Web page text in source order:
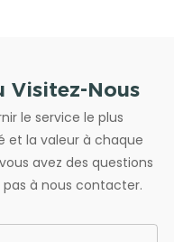
Visitez-Nous
le service le plus
et la valeur à chaque
avez des questions
à nous contacter.